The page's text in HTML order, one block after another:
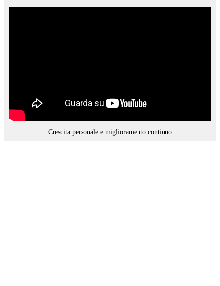
Crescita personale e miglioramento continuo